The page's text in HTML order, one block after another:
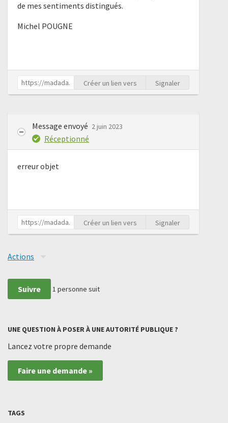
de mes sentiments distingués.
Michel POUGNE
Créer un lien vers Signaler
Message envoyé 2 juin 2023
Réceptionné
erreur objet
Créer un lien vers Signaler
Actions
Suivre 1 personne suit
UNE QUESTION À POSER À UNE AUTORITÉ PUBLIQUE ?
Lancez votre propre demande
Faire une demande »
TAGS